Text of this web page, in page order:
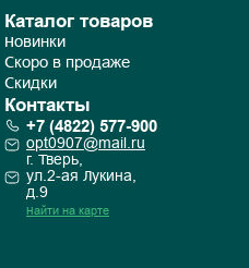
Каталог товаров
Новинки
Скоро в продаже
Скидки
Контакты
+7 (4822) 577-900
opt0907@mail.ru
г. Тверь,
ул.2-ая Лукина,
д.9
Найти на карте